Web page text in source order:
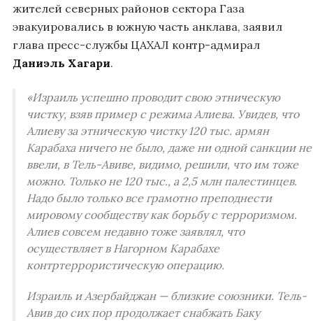
жителей северных районов сектора Газа
эвакуировались в южную часть анклава, заявил
глава пресс-службы ЦАХАЛ контр-адмирал
Даниэль Хагари.
«Израиль успешно проводит свою этническую
чистку, взяв пример с режима Алиева. Увидев, что
Алиеву за этническую чистку 120 тыс. армян
Карабаха ничего не было, даже ни одной санкции не
ввели, в Тель-Авиве, видимо, решили, что им тоже
можно. Только не 120 тыс., а 2,5 млн палестинцев.
Надо было только все грамотно преподнести
мировому сообществу как борьбу с терроризмом.
Алиев совсем недавно тоже заявлял, что
осуществляет в Нагорном Карабахе
контртеррористическую операцию.
Израиль и Азербайджан — близкие союзники. Тель-
Авив до сих пор продолжает снабжать Баку